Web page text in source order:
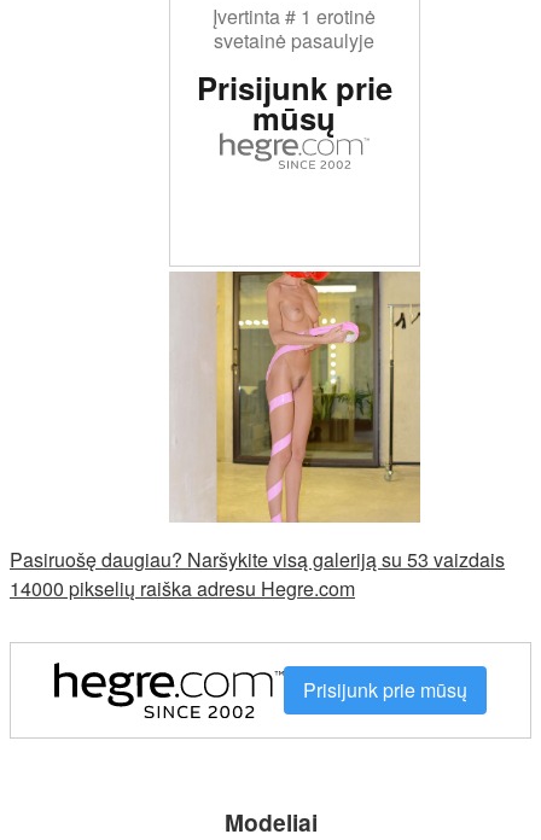
Įvertinta # 1 erotinė
svetainė pasaulyje
Prisijunk prie
mūsų
Pasiruošę daugiau? Naršykite visą galeriją su 53 vaizdais
14000 pikselių raiška adresu Hegre.com
Prisijunk prie mūsų
Modeliai